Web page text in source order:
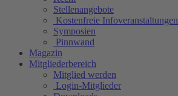
Stellenangebote
Kostenfreie Infoveranstaltungen
Symposien
Pinnwand
Magazin
Mitgliederbereich
Mitglied werden
Login-Mitglieder